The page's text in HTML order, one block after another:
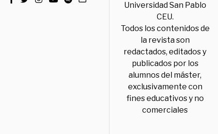
Universidad San Pablo
CEU.
Todos los contenidos de
la revista son
redactados, editados y
publicados por los
alumnos del máster,
exclusivamente con
fines educativos y no
comerciales